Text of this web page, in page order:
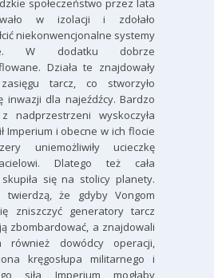
społeczeństwo przez lata
w izolacji i zdołało
niekonwencjonalne systemy
W dodatku dobrze
Działa te znajdowały
tarcz, co stworzyło
inwazji dla najeźdźcy. Bardzo
nadprzestrzeni wyskoczyła
Imperium i obecne w ich flocie
uniemożliwiły ucieczkę
Dlatego też cała
się na stolicy planety.
twierdzą, że gdyby Vongom
zniszczyć generatory tarcz
zbombardować, a znajdowali
również dowódcy operacji,
kręgosłupa militarnego i
siła Imperium mogłaby